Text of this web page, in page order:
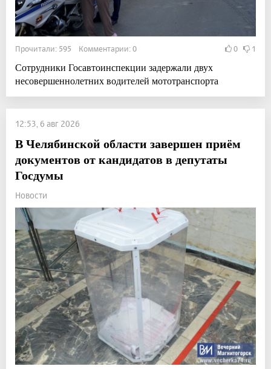
Прочитали: 595 Комментарии: 0 0 1
Сотрудники Госавтоинспекции задержали двух
несовершеннолетних водителей мототранспорта
12:53, 6 авг 2026
В Челябинской области завершен приём
документов от кандидатов в депутаты
Госдумы
Новости